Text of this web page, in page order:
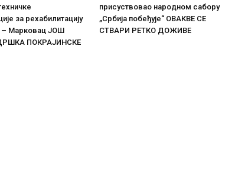
за рехабилитацију
– Марковац ЈОШ
ПОКРАЈИНСКЕ
присуствовао народном сабору
„Србија побеђује“ ОВАКВЕ СЕ
СТВАРИ РЕТКО ДОЖИВЕ